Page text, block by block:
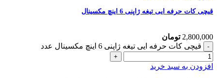
قیچی کات حرفه ایی تیغه ژاپنی 6 اینچ مکسینال
2,800,000 تومان
قیچی کات حرفه ایی تیغه ژاپنی 6 اینچ مکسینال عدد
افزودن به سبد خرید